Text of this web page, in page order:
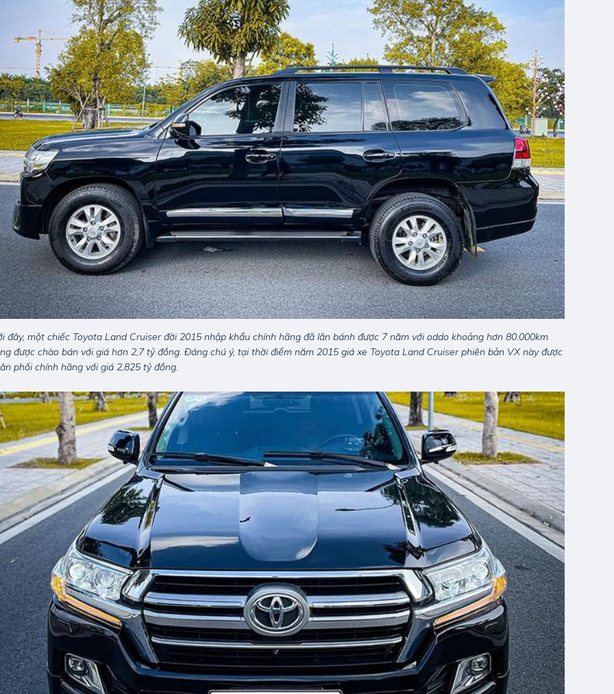
đây, một chiếc Toyota Land Cruiser đời 2015 nhập khẩu chính hãng đã lăn bánh được 7 năm với oddo khoảng hơn 80.000km
được chào bán với giá hơn 2,7 tỷ đồng. Đáng chú ý, tại thời điểm năm 2015 giá xe Toyota Land Cruiser phiên bản VX này được
phối chính hãng với giá 2,825 tỷ đồng.